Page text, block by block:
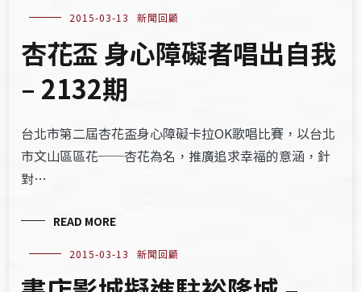
2015-03-13 新聞回顧
杏花盃 身心障礙者唱出自我
– 2132期
台北市第二屆杏花盃身心障礙卡拉OK歌唱比賽，以台北
市文山區區花──杏花為名，推廣追求幸福的意涵，針
對…
READ MORE
2015-03-13 新聞回顧